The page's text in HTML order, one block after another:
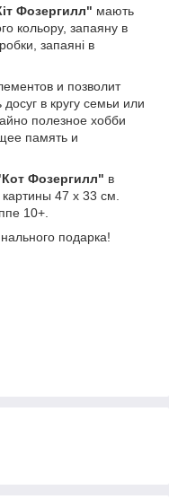
Фозергилл" мають
кольору, запаяну в
запаяні в
и позволит
в кругу семьи или
полезное хобби
память и
Фозергилл" в
47 х 33 см.
10+.
подарка!